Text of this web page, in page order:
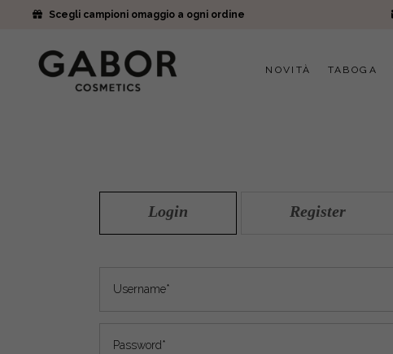
Scegli campioni omaggio a ogni ordine
NOVITÀ TABOGA
Login Register